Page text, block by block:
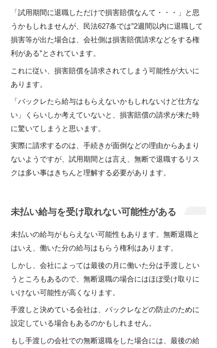
「試用期間に退職しただけで損害賠償なんて・・・」と思
うかもしれませんが、民法627条では”2週間以内に退職して
損害等が出た場合は、会社側は損害賠償請求などをする権
利がある”とされています。
これに従い、損害賠償を請求されてしまう可能性が大いに
あります。
「バックレたら給与はもらえないかもしれないけど仕方な
い」くらいしか考えていないと、損害賠償の請求が来た時
に驚いてしまうと思います。
実際に請求するのは、手続きが面倒などの理由からあまり
ないようですが、試用期間とは言え、無断で退職するリス
クは多い事はきちんと理解する必要があります。
未払い給与を受け取れない可能性がある
未払いの給与がもらえない可能性もあります。無断退職と
はいえ、働いた分の給与はもらう権利はあります。
しかし、会社によっては最後の月に働いた分は手渡しとい
うところもあるので、無断退職の場合にはほぼ受け取りに
いけない可能性が高くなります。
手渡しと決めている会社は、バックレなどの防止のために
設定している場合もあるのかもしれません。
もし手渡しの会社での無断退職をした場合には、最後の給